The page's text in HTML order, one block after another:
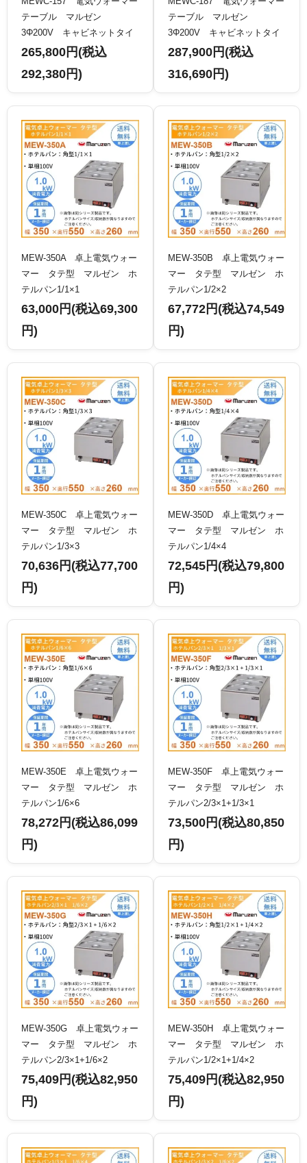
テーブル マルゼン
3Φ200V キャビネットタイ
プ
265,800円(税込
292,380円)
テーブル マルゼン
3Φ200V キャビネットタイ
プ
287,900円(税込
316,690円)
MEW-350A 卓上電気ウォー
マー タテ型 マルゼン ホ
テルパン1/1×1
63,000円(税込69,300
円)
MEW-350B 卓上電気ウォー
マー タテ型 マルゼン ホ
テルパン1/2×2
67,772円(税込74,549
円)
MEW-350C 卓上電気ウォー
マー タテ型 マルゼン ホ
テルパン1/3×3
70,636円(税込77,700
円)
MEW-350D 卓上電気ウォー
マー タテ型 マルゼン ホ
テルパン1/4×4
72,545円(税込79,800
円)
MEW-350E 卓上電気ウォー
マー タテ型 マルゼン ホ
テルパン1/6×6
78,272円(税込86,099
円)
MEW-350F 卓上電気ウォー
マー タテ型 マルゼン ホ
テルパン2/3×1+1/3×1
73,500円(税込80,850
円)
MEW-350G 卓上電気ウォー
マー タテ型 マルゼン ホ
テルパン2/3×1+1/6×2
75,409円(税込82,950
円)
MEW-350H 卓上電気ウォー
マー タテ型 マルゼン ホ
テルパン1/2×1+1/4×2
75,409円(税込82,950
円)